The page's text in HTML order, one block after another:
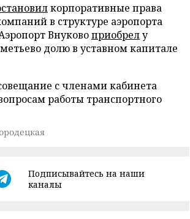
корпоративные права
в структуре аэропорта
Внуковоприобрелу
долю в уставном капитале
с членами кабинета
работы транспортного
Подписывайтесь на наши
каналы